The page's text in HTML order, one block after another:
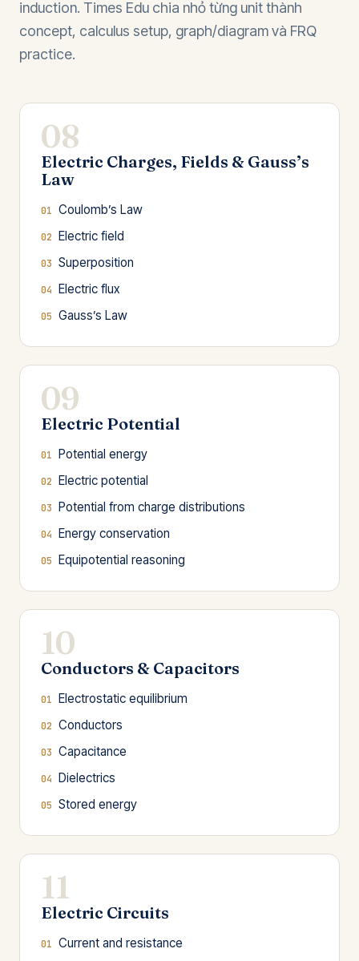
induction. Times Edu chia nhỏ từng unit thành
concept, calculus setup, graph/diagram và FRQ
practice.
08
Electric Charges, Fields & Gauss’s
Law
Coulomb’s Law
Electric field
Superposition
Electric flux
Gauss’s Law
09
Electric Potential
Potential energy
Electric potential
Potential from charge distributions
Energy conservation
Equipotential reasoning
10
Conductors & Capacitors
Electrostatic equilibrium
Conductors
Capacitance
Dielectrics
Stored energy
11
Electric Circuits
Current and resistance